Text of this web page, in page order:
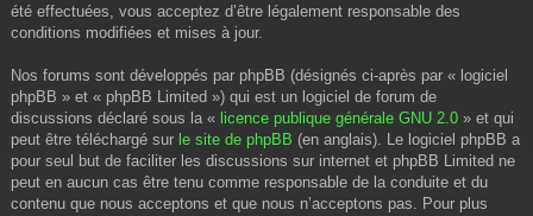
été effectuées, vous acceptez d’être légalement responsable des
conditions modifiées et mises à jour.
Nos forums sont développés par phpBB (désignés ci-après par « logiciel
phpBB » et « phpBB Limited ») qui est un logiciel de forum de
discussions déclaré sous la « licence publique générale GNU 2.0 » et qui
peut être téléchargé sur le site de phpBB (en anglais). Le logiciel phpBB a
pour seul but de faciliter les discussions sur internet et phpBB Limited ne
peut en aucun cas être tenu comme responsable de la conduite et du
contenu que nous acceptons et que nous n’acceptons pas. Pour plus